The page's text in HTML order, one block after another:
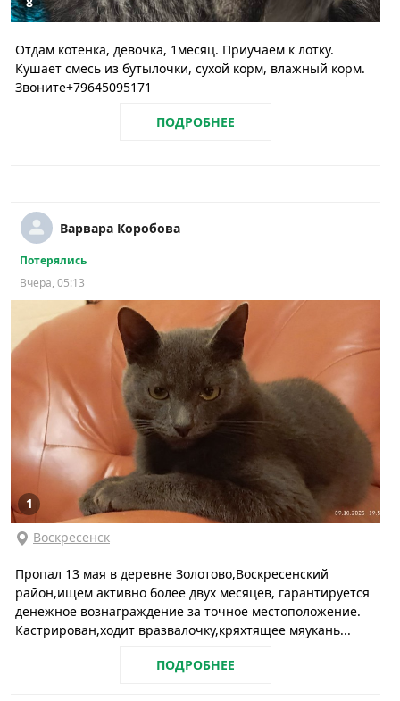
Отдам котенка, девочка, 1месяц. Приучаем к лотку.
Кушает смесь из бутылочки, сухой корм, влажный корм.
Звоните+79645095171
ПОДРОБНЕЕ
Варвара Коробова
Потерялись
Вчера, 05:13
1
Воскресенск
Пропал 13 мая в деревне Золотово,Воскресенский
район,ищем активно более двух месяцев, гарантируется
денежное вознаграждение за точное местоположение.
Кастрирован,ходит вразвалочку,кряхтящее мяукань...
ПОДРОБНЕЕ